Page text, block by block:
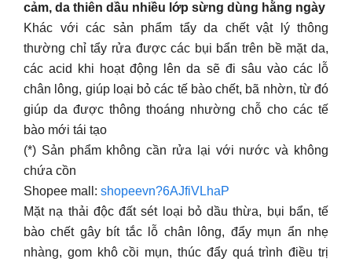
cảm, da thiên dầu nhiều lớp sừng dùng hằng ngày
Khác với các sản phẩm tẩy da chết vật lý thông
thường chỉ tẩy rửa được các bụi bẩn trên bề mặt da,
các acid khi hoạt động lên da sẽ đi sâu vào các lỗ
chân lông, giúp loại bỏ các tế bào chết, bã nhờn, từ đó
giúp da được thông thoáng nhường chỗ cho các tế
bào mới tái tạo
(*) Sản phẩm không cần rửa lại với nước và không
chứa cồn
Shopee mall: shopeevn?6AJfiVLhaP
Mặt nạ thải độc đất sét loại bỏ dầu thừa, bụi bẩn, tế
bào chết gây bít tắc lỗ chân lông, đẩy mụn ẩn nhẹ
nhàng, gom khô cồi mụn, thúc đẩy quá trình điều trị